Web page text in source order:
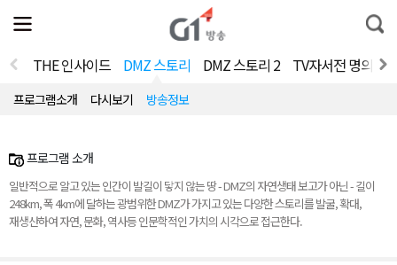
전
체
뉴
열
통
합
색
THE 인사이드 DMZ 스토리 DMZ 스토리 2 TV자서전 명의
프로그램소개 다시보기 방송정보
프로그램 소개
일반적으로 알고 있는 인간이 발길이 닿지 않는 땅 - DMZ의 자연생태 보고가 아닌 - 길이
248km, 폭 4km에 달하는 광범위한 DMZ가 가지고 있는 다양한 스토리를 발굴, 확대,
재생산하여 자연, 문화, 역사등 인문학적인 가치의 시각으로 접근한다.